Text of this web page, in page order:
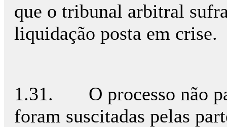
que o tribunal arbitral
liquidação posta em crise.
1.31. O processo não
foram suscitadas pelas